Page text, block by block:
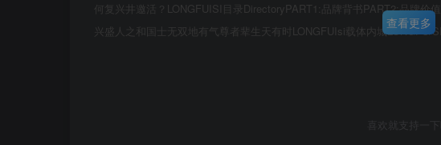
何复兴井邀活？LONGFUISI目录DirectoryPART1:品牌背书PART2:品牌价
兴盛人之和国士无双地有气尊者辈生天有时LONGFUIsi载体内城LONGFU/SI
查看更多
喜欢就支持一下